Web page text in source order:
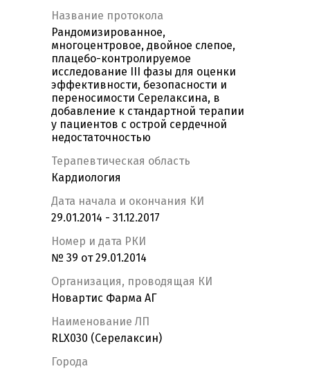
Название протокола
Рандомизированное,
многоцентровое, двойное слепое,
плацебо-контролируемое
исследование III фазы для оценки
эффективности, безопасности и
переносимости Серелаксина, в
добавление к стандартной терапии
у пациентов с острой сердечной
недостаточностью
Терапевтическая область
Кардиология
Дата начала и окончания КИ
29.01.2014 - 31.12.2017
Номер и дата РКИ
№ 39 от 29.01.2014
Организация, проводящая КИ
Новартис Фарма АГ
Наименование ЛП
RLX030 (Серелаксин)
Города